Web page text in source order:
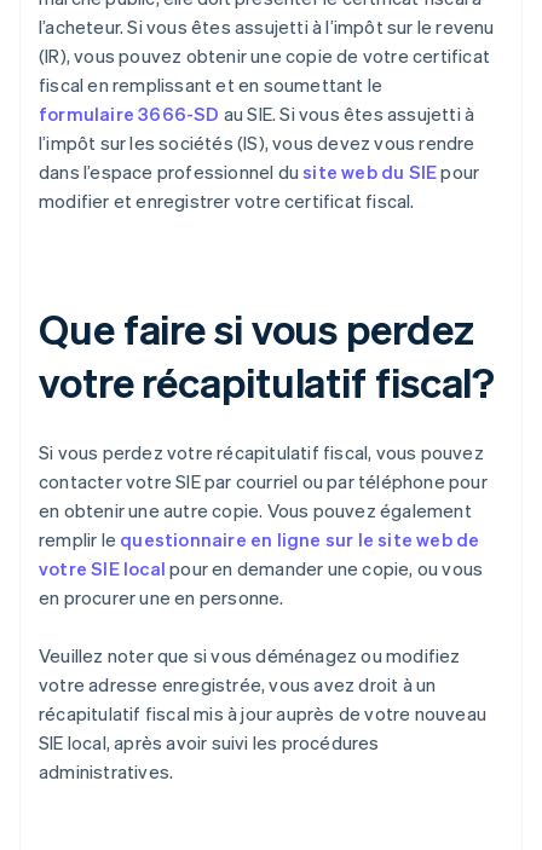
l’acheteur. Si vous êtes assujetti à l’impôt sur le revenu
(IR), vous pouvez obtenir une copie de votre certificat
fiscal en remplissant et en soumettant le
formulaire 3666-SD au SIE. Si vous êtes assujetti à
l’impôt sur les sociétés (IS), vous devez vous rendre
dans l’espace professionnel dusite web du SIEpour
modifier et enregistrer votre certificat fiscal.
Que faire si vous perdez
votre récapitulatif fiscal?
Si vous perdez votre récapitulatif fiscal, vous pouvez
contacter votre SIE par courriel ou par téléphone pour
en obtenir une autre copie. Vous pouvez également
remplir le questionnaire en ligne sur le site web de
votre SIE local pour en demander une copie, ou vous
en procurer une en personne.
Veuillez noter que si vous déménagez ou modifiez
votre adresse enregistrée, vous avez droit à un
récapitulatif fiscal mis à jour auprès de votre nouveau
SIE local, après avoir suivi les procédures
administratives.